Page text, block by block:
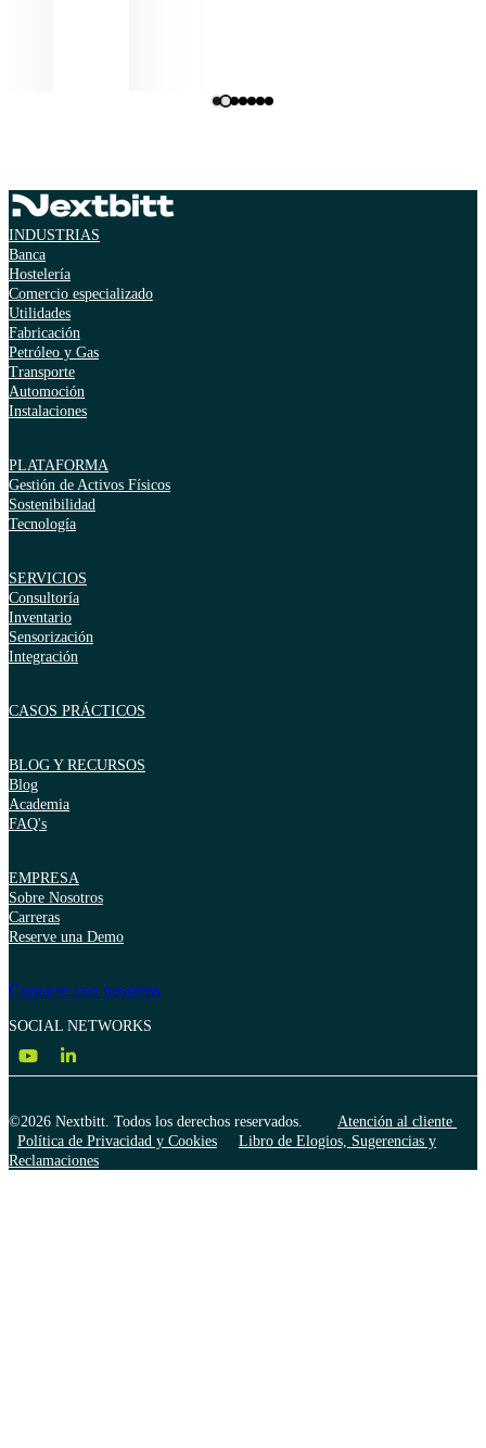
Miguel Gonçalves
INDUSTRIAS
Banca
Hostelería
Comercio especializado
Utilidades
Fabricación
Petróleo y Gas
Transporte
Automoción
Instalaciones
PLATAFORMA
Gestión de Activos Físicos
Sostenibilidad
Tecnología
SERVICIOS
Consultoría
Inventario
Sensorización
Integración
CASOS PRÁCTICOS
BLOG Y RECURSOS
Blog
Academia
FAQ's
EMPRESA
Sobre Nosotros
Carreras
Reserve una Demo
Contacte con nosotros
SOCIAL NETWORKS
©2026 Nextbitt. Todos los derechos reservados. Atención al cliente
Política de Privacidad y Cookies
Libro de Elogios, Sugerencias y
Reclamaciones